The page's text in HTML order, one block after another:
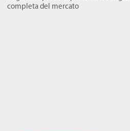
completa del mercato